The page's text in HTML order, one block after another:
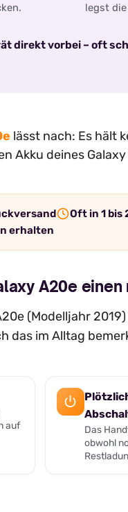
legst
direkt vorbei – oft
lässt nach: Es hält
Akku deines
Oft in 1
erhalten
A20e
(Modelljahr
das im Alltag
auf
Das
obwohl